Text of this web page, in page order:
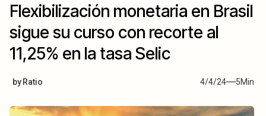
Flexibilización monetaria en Brasil
sigue su curso con recorte al
11,25% en la tasa Selic
by Ratio 4/4/24 5Min